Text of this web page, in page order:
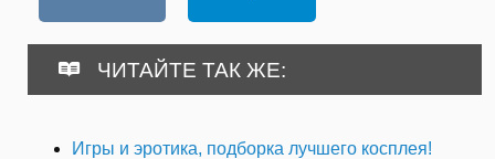
ЧИТАЙТЕ ТАК ЖЕ:
Игры и эротика, подборка лучшего косплея!